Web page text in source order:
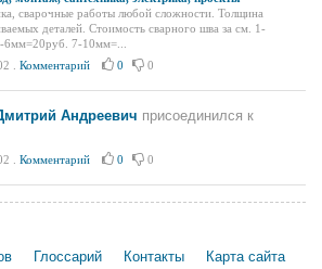
сварочные работы любой сложности. Толщина
деталей. Стоимость сварного шва за см. 1-
7-10мм=...
Комментарий 0 0
Андреевич присоединился к
Комментарий 0 0
Глоссарий Контакты
Карта сайта